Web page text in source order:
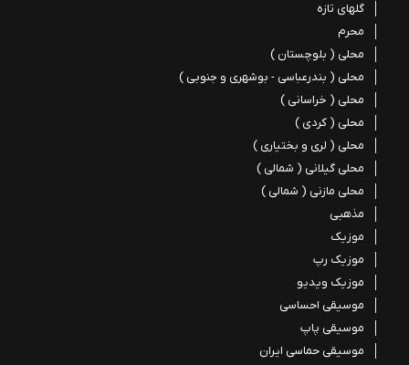
گلهای تازه
محرم
محلی ( بلوچستان )
محلی ( بندرعباسی - بوشهری و جنوبی )
محلی ( خراسانی )
محلی ( کردی )
محلی ( لری و بختیاری )
محلی گیلانی ( شمالی )
محلی مازنی ( شمالی )
مذهبی
موزیک
موزیک رپ
موزیک ویدیو
موسیقی احساسی
موسیقی پاپ
موسیقی حماسی ایران